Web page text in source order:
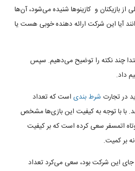
بازیکنان و کازینوها شنیده می‌شود، آن‌ها
آیا این شرکت ارائه دهنده خوبی هست یا
چند نکته را توضیح می‌دهیم. سپس
داد.
در تجارت شرط بندی است که تعداد
با با توجه به کیفیت این بازی‌ها مشخص
اتمسفر سعی کرده است که بر کیفیت
بر کمیت.
این شرکت بود، سعی می‌کرد تعداد